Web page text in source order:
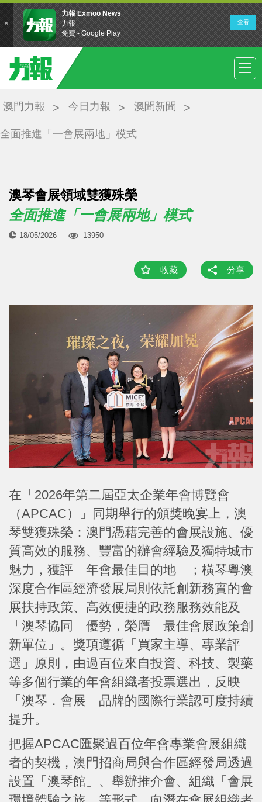
澳門力報 今日力報 澳聞新聞
全面推進「一會展兩地」模式
澳琴會展領域雙獲殊榮
全面推進「一會展兩地」模式
18/05/2026 13950
收藏 分享
在「2026年第二屆亞太企業年會博覽會
（APCAC）」同期舉行的頒獎晚宴上，澳
琴雙獲殊榮：澳門憑藉完善的會展設施、優
質高效的服務、豐富的辦會經驗及獨特城市
魅力，獲評「年會最佳目的地」；橫琴粵澳
深度合作區經濟發展局則依託創新務實的會
展扶持政策、高效便捷的政務服務效能及
「澳琴協同」優勢，榮膺「最佳會展政策創
新單位」。獎項遵循「買家主導、專業評
選」原則，由過百位來自投資、科技、製藥
等多個行業的年會組織者投票選出，反映
「澳琴．會展」品牌的國際行業認可度持續
提升。
把握APCAC匯聚過百位年會專業會展組織
者的契機，澳門招商局與合作區經發局透過
設置「澳琴館」、舉辦推介會、組織「會展